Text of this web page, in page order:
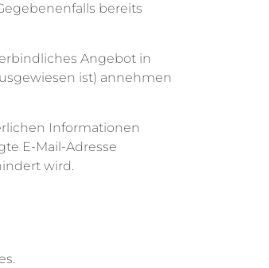
bereits
Angebot in
ist) annehmen
Informationen
E-Mail-Adresse
wird.